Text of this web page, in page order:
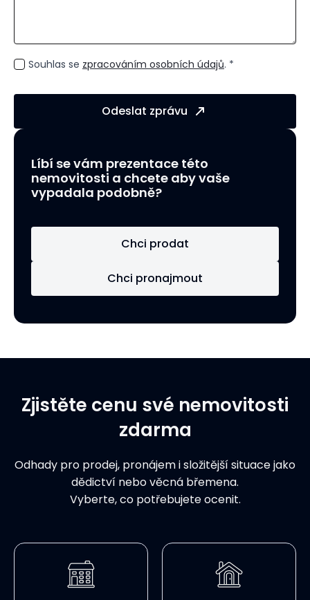
GDPRSouhlas se zpracováním osobních údajů. *
Odeslat zprávu
Líbí se vám prezentace této
nemovitosti a chcete aby vaše
vypadala podobně?
Chci prodat
Chci pronajmout
Zjistěte cenu své nemovitosti
zdarma
Odhady pro prodej, pronájem i složitější situace jako
dědictví nebo věcná břemena.
Vyberte, co potřebujete ocenit.